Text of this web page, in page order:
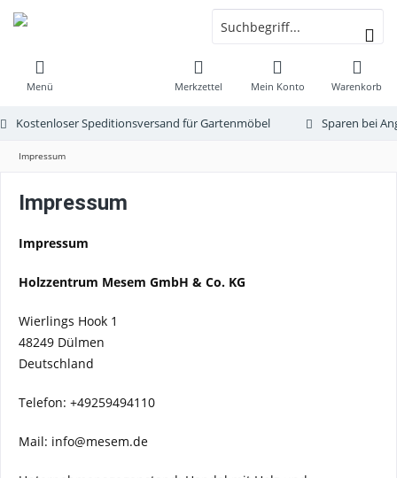
Menü Warenkorb
Merkzettel Mein Konto
Kostenloser Speditionsversand für Gartenmöbel Sparen bei
Impressum
Impressum
Impressum
Holzzentrum Mesem GmbH & Co. KG
Wierlings Hook 1
48249 Dülmen
Deutschland
Telefon: +49259494110
Mail: info@mesem.de